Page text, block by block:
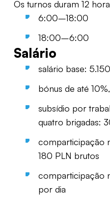
Os turnos duram 12
6:00–18:00
18:00–6:00
Salário
salário base:
bónus de até
subsídio por
quatro brigadas:
comparticipação
180 PLN brutos
comparticipação
por dia